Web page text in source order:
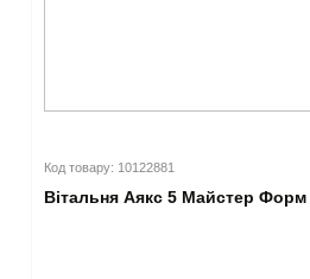
Код товару: 10122881
Вітальня Аякс 5 Майстер Форм